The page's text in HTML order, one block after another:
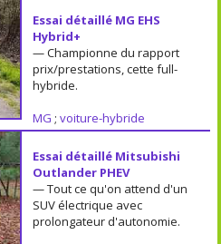
Essai détaillé MG EHS
Hybrid+
— Championne du rapport
prix/prestations, cette full-
hybride.
MG ; voiture-hybride
Essai détaillé Mitsubishi
Outlander PHEV
— Tout ce qu'on attend d'un
SUV électrique avec
prolongateur d'autonomie.